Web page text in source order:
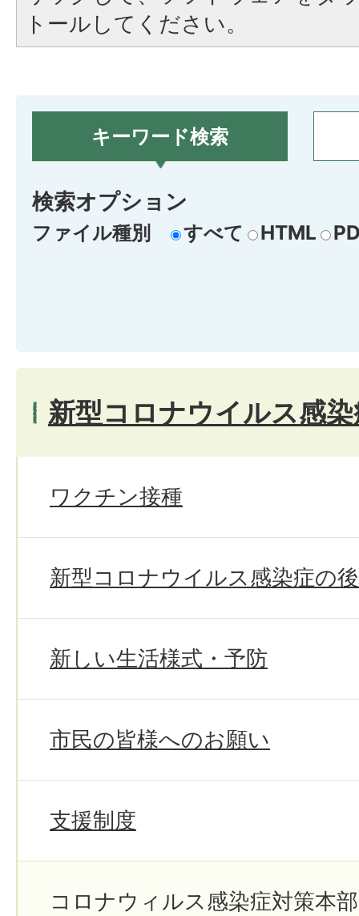
トールしてください。
キーワード検索
検索オプション
ファイル種別 すべて HTML
新型コロナウイルス感
ワクチン接種
新型コロナウイルス感染症の
新しい生活様式・予防
市民の皆様へのお願い
支援制度
コロナウィルス感染症対策本